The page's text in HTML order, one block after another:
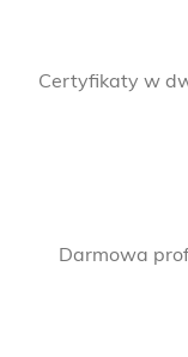
Certyfikaty w
Darmowa